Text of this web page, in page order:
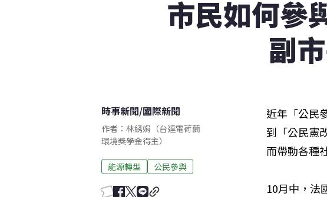
市民如何參
副
時事新聞/國際新聞
作者：林綉娟（台達電荷蘭
環境獎學金得主）
能源轉型 公民參與
近年「公民
到「公民憲
而帶動各種
10月中，法